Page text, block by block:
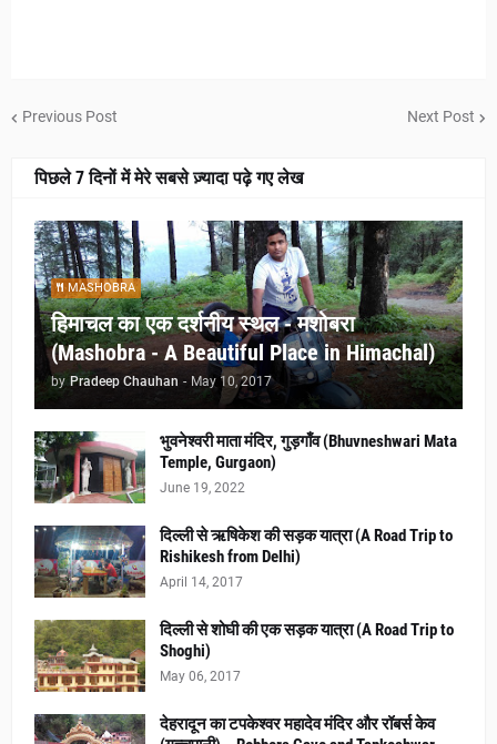
Previous Post Next Post
पिछले 7 दिनों में मेरे सबसे ज़्यादा पढ़े गए लेख
MASHOBRA
हिमाचल का एक दर्शनीय स्थल - मशोबरा
(Mashobra - A Beautiful Place in Himachal)
by Pradeep Chauhan - May 10, 2017
भुवनेश्वरी माता मंदिर, गुड़गाँव (Bhuvneshwari Mata
Temple, Gurgaon)
June 19, 2022
दिल्ली से ऋषिकेश की सड़क यात्रा (A Road Trip to
Rishikesh from Delhi)
April 14, 2017
दिल्ली से शोघी की एक सड़क यात्रा (A Road Trip to
Shoghi)
May 06, 2017
देहरादून का टपकेश्वर महादेव मंदिर और रॉबर्स केव